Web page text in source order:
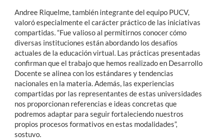
Andree Riquelme, también integrante del equipo PUCV,
valoró especialmente el carácter práctico de las iniciativas
compartidas. “Fue valioso al permitirnos conocer cómo
diversas instituciones están abordando los desafíos
actuales de la educación virtual. Las prácticas presentadas
confirman que el trabajo que hemos realizado en Desarrollo
Docente se alinea con los estándares y tendencias
nacionales en la materia. Además, las experiencias
compartidas por las representantes de estas universidades
nos proporcionan referencias e ideas concretas que
podremos adaptar para seguir fortaleciendo nuestros
propios procesos formativos en estas modalidades”,
sostuvo.